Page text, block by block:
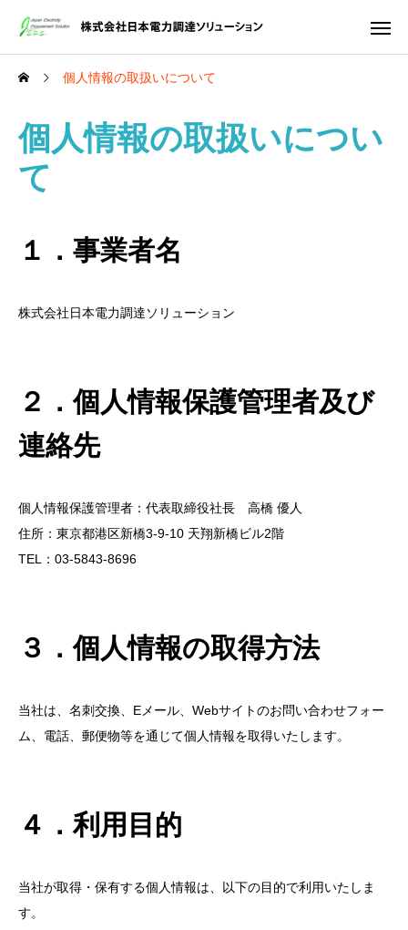
個人情報の取扱いについて
個人情報の取扱いについ
て
１．事業者名
株式会社日本電力調達ソリューション
２．個人情報保護管理者及び
連絡先
個人情報保護管理者：代表取締役社長 高橋 優人
住所：東京都港区新橋3-9-10 天翔新橋ビル2階
TEL：03-5843-8696
３．個人情報の取得方法
当社は、名刺交換、Eメール、Webサイトのお問い合わせフォー
ム、電話、郵便物等を通じて個人情報を取得いたします。
４．利用目的
当社が取得・保有する個人情報は、以下の目的で利用いたしま
す。